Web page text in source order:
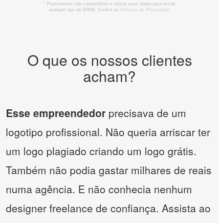
* Prometemos não compartilhar e utilizar seus dados para enviar
qualquer tipo de SPAM. Confira as Políticas de Privacidade.
O que os nossos clientes
acham?
Esse empreendedor precisava de um
logotipo profissional. Não queria arriscar ter
um logo plagiado criando um logo grátis.
Também não podia gastar milhares de reais
numa agência. E não conhecia nenhum
designer freelance de confiança. Assista ao